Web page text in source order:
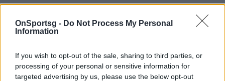
OnSportsg - Do Not Process My Personal
Information
If you wish to opt-out of the sale, sharing to third parties, or
processing of your personal or sensitive information for
targeted advertising by us, please use the below opt-out
χρήματα δόθηκαν για να έχει συμβουλευτικό ρόλο
για θέματα διαιτησίας.
Παιχνίδι από παντού στη Novibet με το
νέο Mobile App